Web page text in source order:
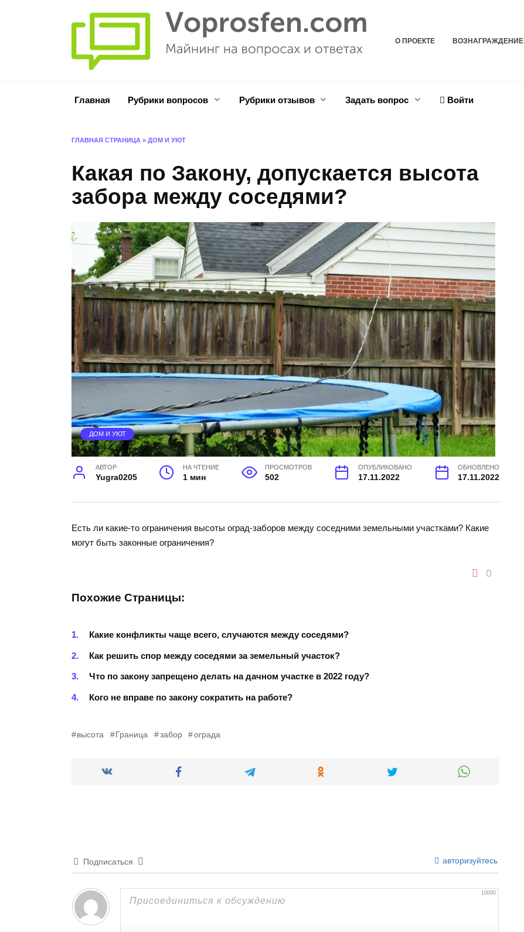
О ПРОЕКТЕ ВОЗНАГРАЖДЕНИЕ
Главная Рубрики вопросов Рубрики отзывов Задать вопрос Войти
ГЛАВНАЯ СТРАНИЦА » ДОМ И УЮТ
Какая по Закону, допускается высота
забора между соседями?
ДОМ И УЮТ
АВТОР
Yugra0205
НА ЧТЕНИЕ
1 мин
ПРОСМОТРОВ
502
ОПУБЛИКОВАНО
17.11.2022
ОБНОВЛЕНО
17.11.2022
Есть ли какие-то ограничения высоты оград-заборов между соседними земельными участками? Какие
могут быть законные ограничения?
0
Похожие Страницы:
Какие конфликты чаще всего, случаются между соседями?
Как решить спор между соседями за земельный участок?
Что по закону запрещено делать на дачном участке в 2022 году?
Кого не вправе по закону сократить на работе?
высота Граница забор ограда
Подписаться авторизуйтесь
10000